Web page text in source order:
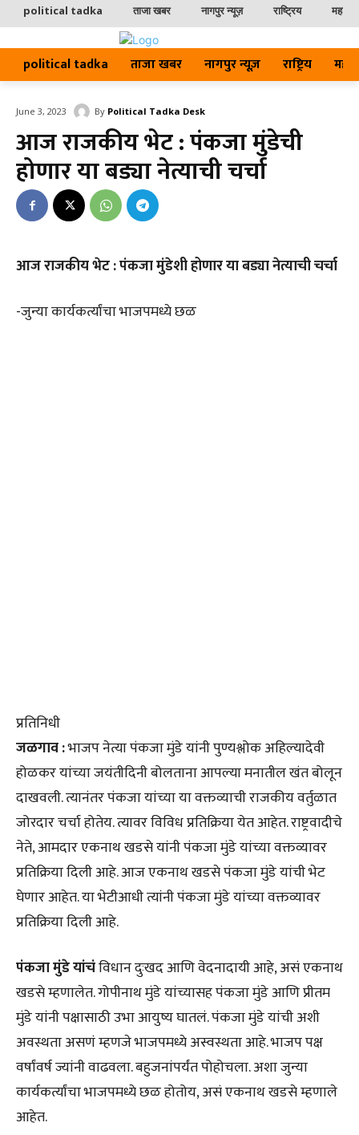
political tadka ताजा खबर नागपुर न्यूज़ राष्ट्रिय
political tadka ताजा खबर नागपुर न्यूज़ राष्ट्रिय
June 3, 2023 By Political Tadka Desk
आज राजकीय भेट : पंकजा मुंडेची
होणार या बड्या नेत्याची चर्चा
आज राजकीय भेट : पंकजा मुंडेशी होणार या बड्या नेत्याची चर्चा
-जुन्या कार्यकर्त्यांचा भाजपमध्ये छळ
प्रतिनिधी
जळगाव :भाजप नेत्या पंकजा मुंडे यांनी पुण्यश्लोक अहिल्यादेवी
होळकर यांच्या जयंतीदिनी बोलताना आपल्या मनातील खंत बोलून
दाखवली. त्यानंतर पंकजा यांच्या या वक्तव्याची राजकीय वर्तुळात
जोरदार चर्चा होतेय. त्यावर विविध प्रतिक्रिया येत आहेत. राष्ट्रवादीचे
नेते, आमदार एकनाथ खडसे यांनी पंकजा मुंडे यांच्या वक्तव्यावर
प्रतिक्रिया दिली आहे. आज एकनाथ खडसे पंकजा मुंडे यांची भेट
घेणार आहेत. या भेटीआधी त्यांनी पंकजा मुंडे यांच्या वक्तव्यावर
प्रतिक्रिया दिली आहे.
पंकजा मुंडे यांचंविधान दुःखद आणि वेदनादायी आहे, असं एकनाथ
खडसे म्हणालेत. गोपीनाथ मुंडे यांच्यासह पंकजा मुंडे आणि प्रीतम
मुंडे यांनी पक्षासाठी उभा आयुष्य घातलं. पंकजा मुंडे यांची अशी
अवस्थता असणं म्हणजे भाजपमध्ये अस्वस्थता आहे. भाजप पक्ष
वर्षांवर्ष ज्यांनी वाढवला. बहुजनांपर्यंत पोहोचला. अशा जुन्या
कार्यकर्त्यांचा भाजपमध्ये छळ होतोय, असं एकनाथ खडसे म्हणाले
आहेत.